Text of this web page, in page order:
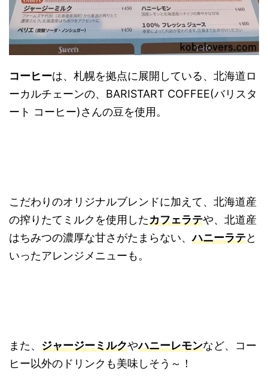
コーヒーは、札幌を拠点に展開している、北海道ロ
ーカルチェーンの、BARISTART COFFEE(バリスタ
ート コーヒー)さんの豆を使用。
こだわりのオリジナルブレンドに加えて、北海道産
の搾りたてミルクを使用したカフェラテや、北道産
はちみつの濃厚な甘さがたまらない、ハニーラテと
いったアレンジメニューも。
また、 ジャージーミルクやハニーレモンなど、コー
ヒー以外のドリンクも美味しそう～！